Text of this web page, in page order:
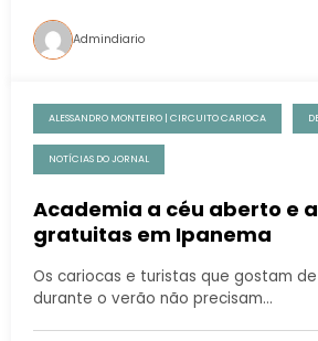
Admindiario
ALESSANDRO MONTEIRO | CIRCUITO CARIOCA
NOTÍCIAS DO JORNAL
Academia a céu aberto e
gratuitas em Ipanema
Os cariocas e turistas que gostam
durante o verão não precisam…